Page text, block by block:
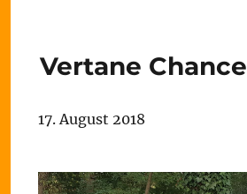
Vertane Chance
17. August 2018